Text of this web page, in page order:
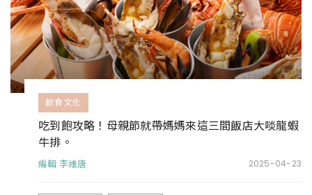
飲食文化
吃到飽攻略！母親節就帶媽媽來這三間飯店大啖龍蝦
牛排。
編輯 李維唐 2025-04-23